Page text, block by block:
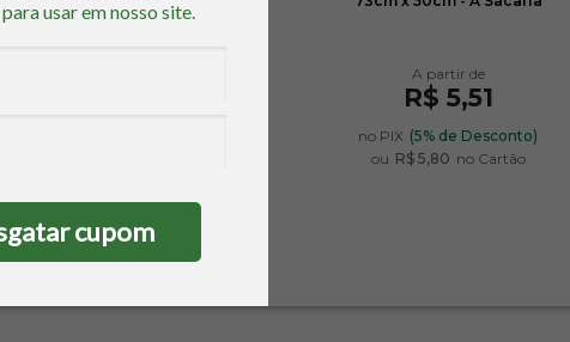
para usar em nosso site.
cupom
R$ 5,51
no PIX (5% de Desconto)
ou R$ 5,80 no Cartão